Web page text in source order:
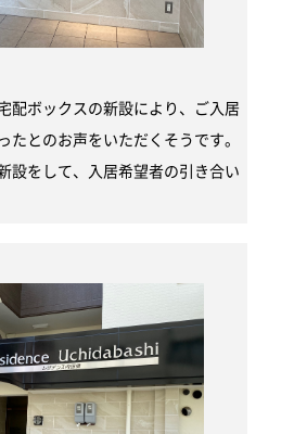
配ボックスの新設により、ご入居
たとのお声をいただくそうです。
設をして、入居希望者の引き合い